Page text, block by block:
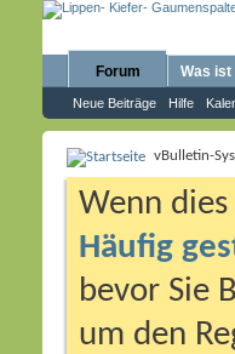
Forum
Neue Beiträge Hilfe
Was ist
vBulletin-
Wenn
Häufig
bevor Sie
um den